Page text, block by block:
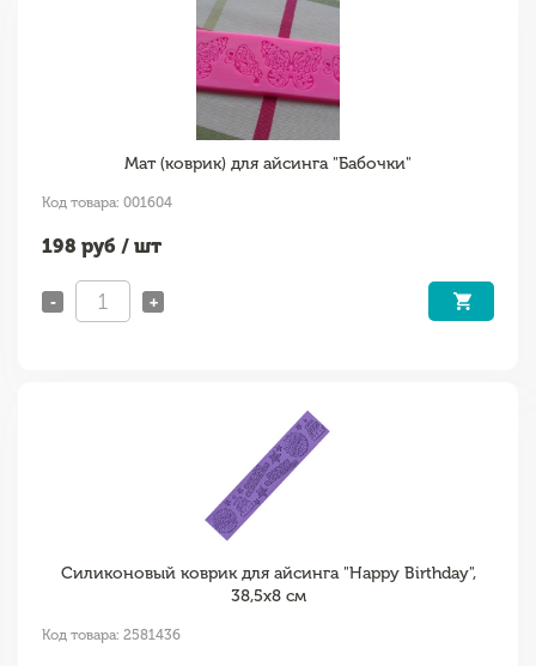
Мат (коврик) для айсинга "Бабочки"
Код товара: 001604
198 руб / шт
- +
Силиконовый коврик для айсинга "Happy Birthday",
38,5х8 см
Код товара: 2581436